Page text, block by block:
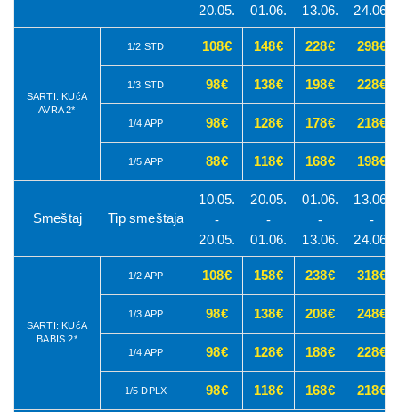
20.05.
01.06.
13.06.
24.06.
SARTI: KUćA
AVRA 2*
1/2 STD 108€ 148€ 228€ 298€
1/3 STD 98€ 138€ 198€ 228€
1/4 APP 98€ 128€ 178€ 218€
1/5 APP 88€ 118€ 168€ 198€
Smeštaj Tip smeštaja
10.05.
-
20.05.
20.05.
-
01.06.
01.06.
-
13.06.
13.06.
-
24.06.
SARTI: KUćA
BABIS 2*
1/2 APP 108€ 158€ 238€ 318€
1/3 APP 98€ 138€ 208€ 248€
1/4 APP 98€ 128€ 188€ 228€
1/5 DPLX 98€ 118€ 168€ 218€